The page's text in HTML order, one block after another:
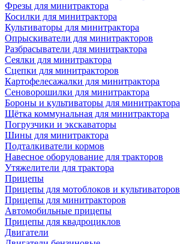
Фрезы для минитрактора
Косилки для минитрактора
Культиваторы для минитрактора
Опрыскиватели для минитракторов
Разбрасыватели для минитрактора
Сеялки для минитрактора
Сцепки для минитракторов
Картофелесажалки для минитрактора
Сеноворошилки для минитрактора
Бороны и культиваторы для минитрактора
Щётка коммунальная для минитрактора
Погрузчики и экскаваторы
Шины для минитрактора
Подталкиватели кормов
Навесное оборудование для тракторов
Утяжелители для трактора
Прицепы
Прицепы для мотоблоков и культиваторов
Прицепы для минитракторов
Автомобильные прицепы
Прицепы для квадроциклов
Двигатели